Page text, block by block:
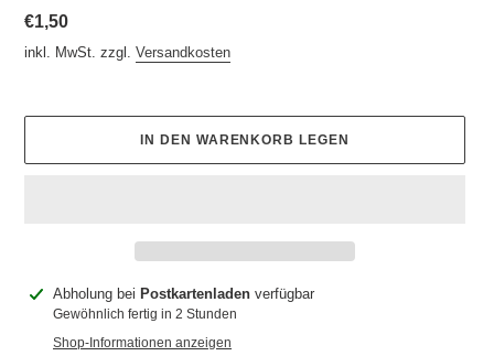
Normaler
Preis
€1,50
inkl. MwSt. zzgl. Versandkosten
IN DEN WARENKORB LEGEN
ProduktAbholung bei Postkartenladen verfügbar
Gewöhnlich fertig in 2 Stunden
Shop-Informationen anzeigen